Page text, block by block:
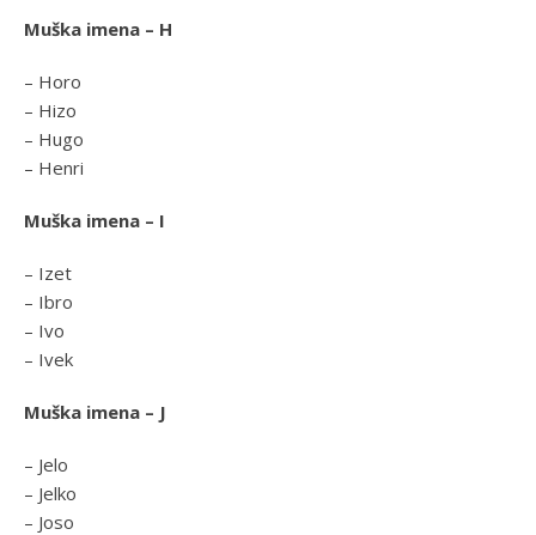
Muška imena – H
– Horo
– Hizo
– Hugo
– Henri
Muška imena – I
– Izet
– Ibro
– Ivo
– Ivek
Muška imena – J
– Jelo
– Jelko
– Joso